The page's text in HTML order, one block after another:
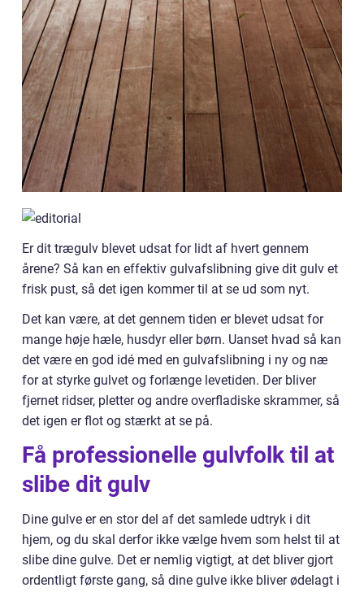
Er dit trægulv blevet udsat for lidt af hvert gennem
årene? Så kan en effektiv gulvafslibning give dit gulv et
frisk pust, så det igen kommer til at se ud som nyt.
Det kan være, at det gennem tiden er blevet udsat for
mange høje hæle, husdyr eller børn. Uanset hvad så kan
det være en god idé med en gulvafslibning i ny og næ
for at styrke gulvet og forlænge levetiden. Der bliver
fjernet ridser, pletter og andre overfladiske skrammer, så
det igen er flot og stærkt at se på.
Få professionelle gulvfolk til at
slibe dit gulv
Dine gulve er en stor del af det samlede udtryk i dit
hjem, og du skal derfor ikke vælge hvem som helst til at
slibe dine gulve. Det er nemlig vigtigt, at det bliver gjort
ordentligt første gang, så dine gulve ikke bliver ødelagt i